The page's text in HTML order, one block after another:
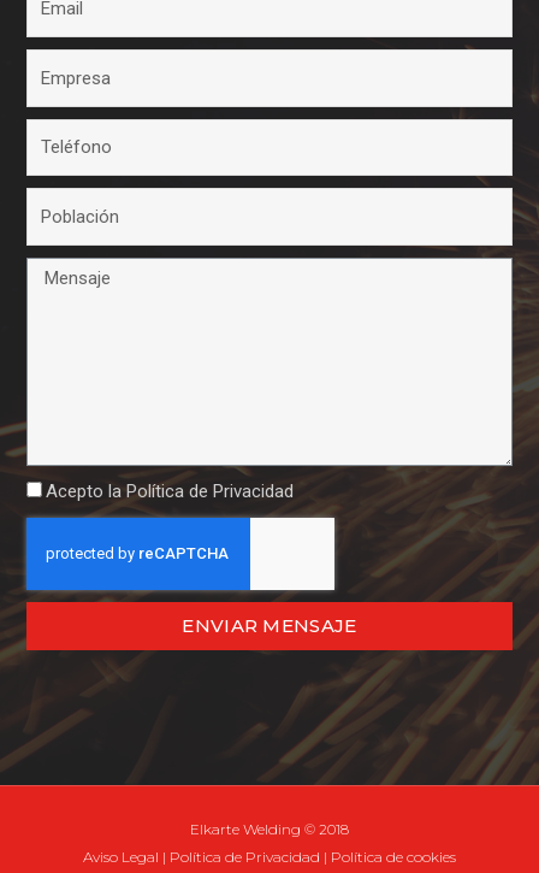
Acepto la Política de Privacidad
ENVIAR MENSAJE
Elkarte Welding © 2018
Aviso Legal | Política de Privacidad | Política de cookies